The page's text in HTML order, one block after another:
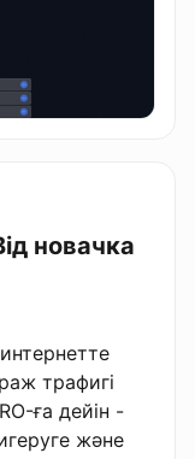
новачка
трафигі
ға дейін -
және